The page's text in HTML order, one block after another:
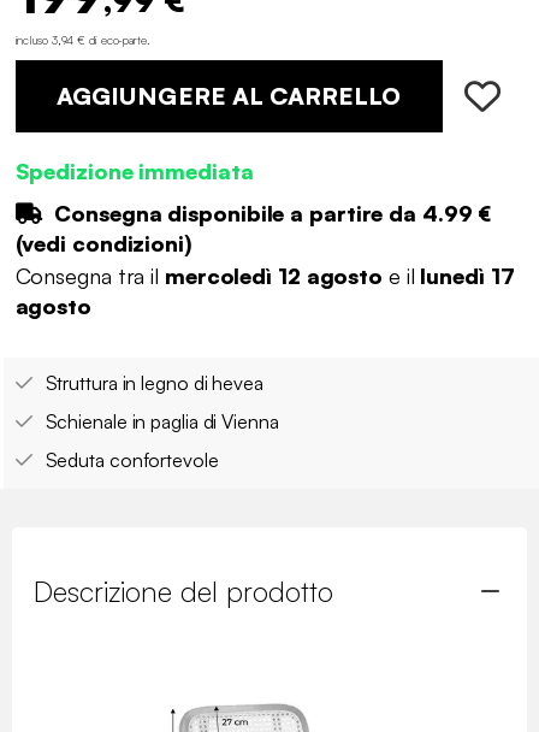
incluso 3,94 € di eco-parte.
AGGIUNGERE AL CARRELLO
Spedizione immediata
Consegna disponibile a partire da 4.99 €
(vedi condizioni)
Consegna tra il mercoledì 12 agosto e il lunedì 17
agosto
Struttura in legno di hevea
Schienale in paglia di Vienna
Seduta confortevole
Descrizione del prodotto